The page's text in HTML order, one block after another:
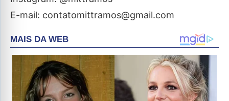
E-mail: contatomittramos@gmail.com